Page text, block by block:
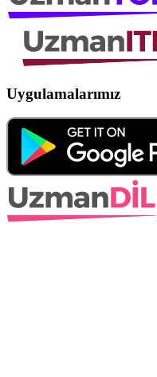
Uygulamalarımız